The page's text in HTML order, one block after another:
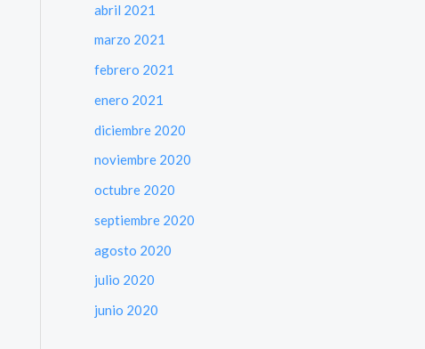
abril 2021
marzo 2021
febrero 2021
enero 2021
diciembre 2020
noviembre 2020
octubre 2020
septiembre 2020
agosto 2020
julio 2020
junio 2020